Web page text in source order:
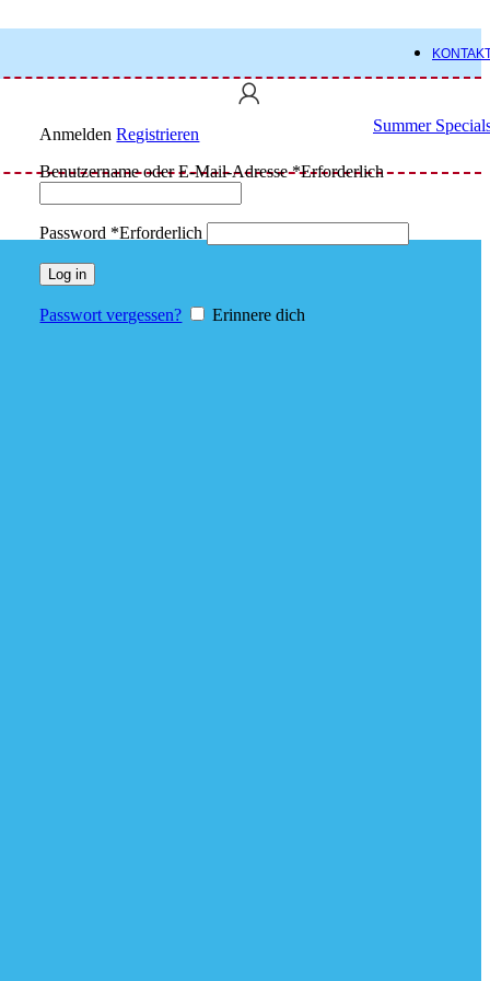
Summer
AnmeldenRegistrieren
Benutzername oder E-Mail-Adresse*Erforderlich
Password *Erforderlich
Log in
Passwort vergessen? Erinnere dich